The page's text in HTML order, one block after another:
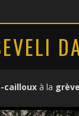
cailloux à la